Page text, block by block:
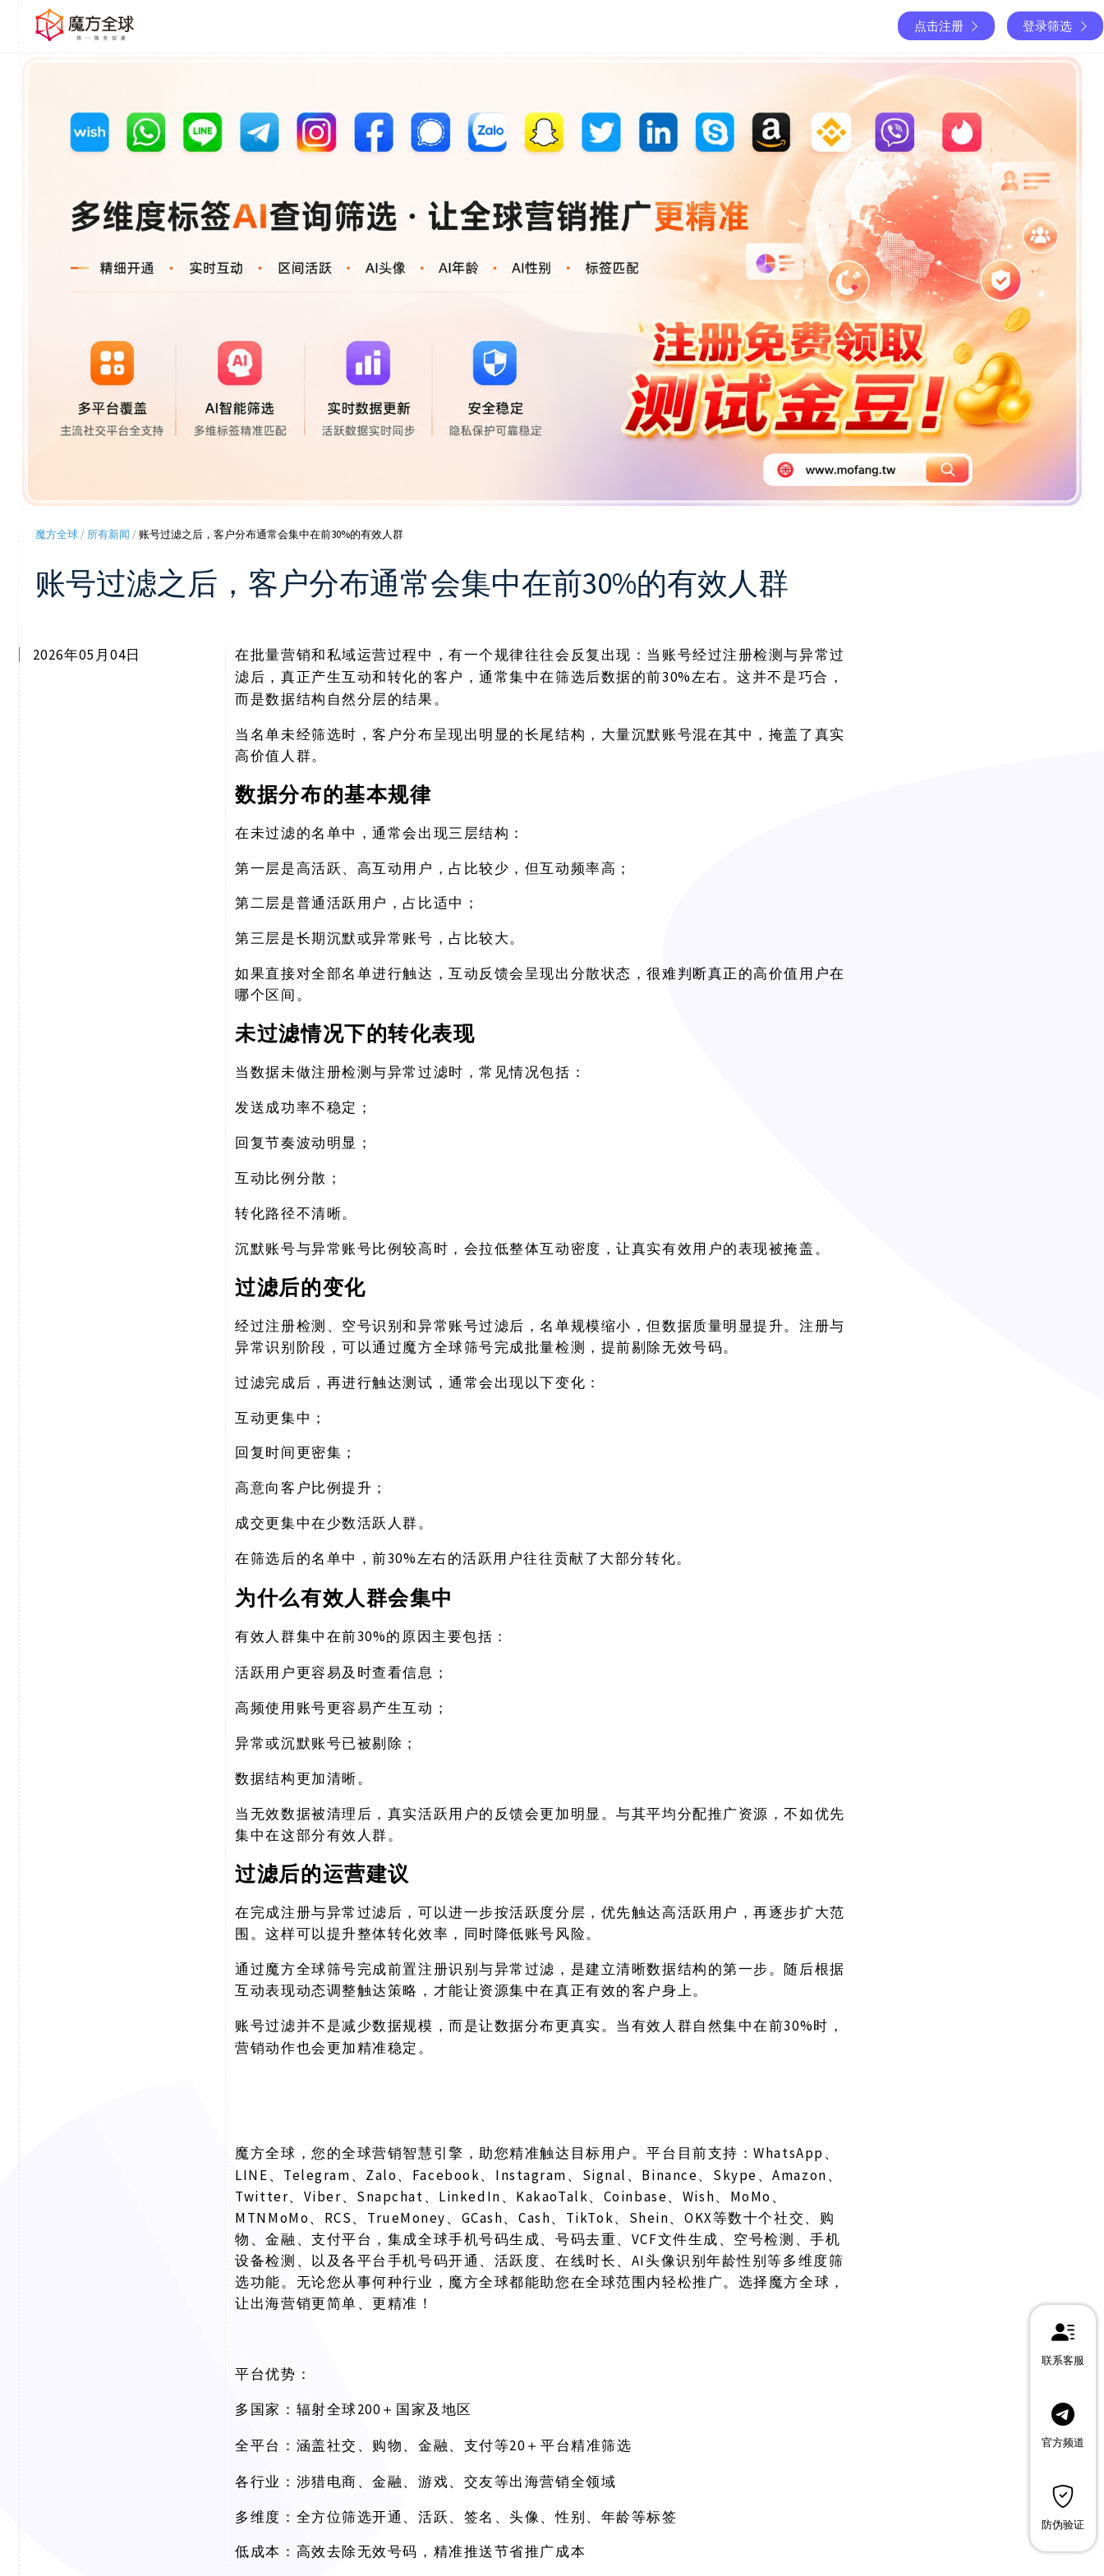
点击注册 登录筛选
魔方全球 / 所有新闻 /账号过滤之后，客户分布通常会集中在前30%的有效人群
账号过滤之后，客户分布通常会集中在前30%的有效人群
2026年05月04日
在批量营销和私域运营过程中，有一个规律往往会反复出现：当账号经过注册检测与异常过
滤后，真正产生互动和转化的客户，通常集中在筛选后数据的前30%左右。这并不是巧合，
而是数据结构自然分层的结果。
当名单未经筛选时，客户分布呈现出明显的长尾结构，大量沉默账号混在其中，掩盖了真实
高价值人群。
数据分布的基本规律
在未过滤的名单中，通常会出现三层结构：
第一层是高活跃、高互动用户，占比较少，但互动频率高；
第二层是普通活跃用户，占比适中；
第三层是长期沉默或异常账号，占比较大。
如果直接对全部名单进行触达，互动反馈会呈现出分散状态，很难判断真正的高价值用户在
哪个区间。
未过滤情况下的转化表现
当数据未做注册检测与异常过滤时，常见情况包括：
发送成功率不稳定；
回复节奏波动明显；
互动比例分散；
转化路径不清晰。
沉默账号与异常账号比例较高时，会拉低整体互动密度，让真实有效用户的表现被掩盖。
过滤后的变化
经过注册检测、空号识别和异常账号过滤后，名单规模缩小，但数据质量明显提升。注册与
异常识别阶段，可以通过魔方全球筛号完成批量检测，提前剔除无效号码。
过滤完成后，再进行触达测试，通常会出现以下变化：
互动更集中；
回复时间更密集；
高意向客户比例提升；
成交更集中在少数活跃人群。
在筛选后的名单中，前30%左右的活跃用户往往贡献了大部分转化。
为什么有效人群会集中
有效人群集中在前30%的原因主要包括：
活跃用户更容易及时查看信息；
高频使用账号更容易产生互动；
异常或沉默账号已被剔除；
数据结构更加清晰。
当无效数据被清理后，真实活跃用户的反馈会更加明显。与其平均分配推广资源，不如优先
集中在这部分有效人群。
过滤后的运营建议
在完成注册与异常过滤后，可以进一步按活跃度分层，优先触达高活跃用户，再逐步扩大范
围。这样可以提升整体转化效率，同时降低账号风险。
通过魔方全球筛号完成前置注册识别与异常过滤，是建立清晰数据结构的第一步。随后根据
互动表现动态调整触达策略，才能让资源集中在真正有效的客户身上。
账号过滤并不是减少数据规模，而是让数据分布更真实。当有效人群自然集中在前30%时，
营销动作也会更加精准稳定。
魔方全球，您的全球营销智慧引擎，助您精准触达目标用户。平台目前支持：WhatsApp、
LINE、Telegram、Zalo、Facebook、Instagram、Signal、Binance、Skype、Amazon、
Twitter、Viber、Snapchat、LinkedIn、KakaoTalk、Coinbase、Wish、MoMo、
MTNMoMo、RCS、TrueMoney、GCash、Cash、TikTok、Shein、OKX等数十个社交、购
物、金融、支付平台，集成全球手机号码生成、号码去重、VCF文件生成、空号检测、手机
设备检测、以及各平台手机号码开通、活跃度、在线时长、AI头像识别年龄性别等多维度筛
选功能。无论您从事何种行业，魔方全球都能助您在全球范围内轻松推广。选择魔方全球，
让出海营销更简单、更精准！
平台优势：
多国家：辐射全球200＋国家及地区
全平台：涵盖社交、购物、金融、支付等20＋平台精准筛选
各行业：涉猎电商、金融、游戏、交友等出海营销全领域
多维度：全方位筛选开通、活跃、签名、头像、性别、年龄等标签
低成本：高效去除无效号码，精准推送节省推广成本
联系客服
官方频道
防伪验证